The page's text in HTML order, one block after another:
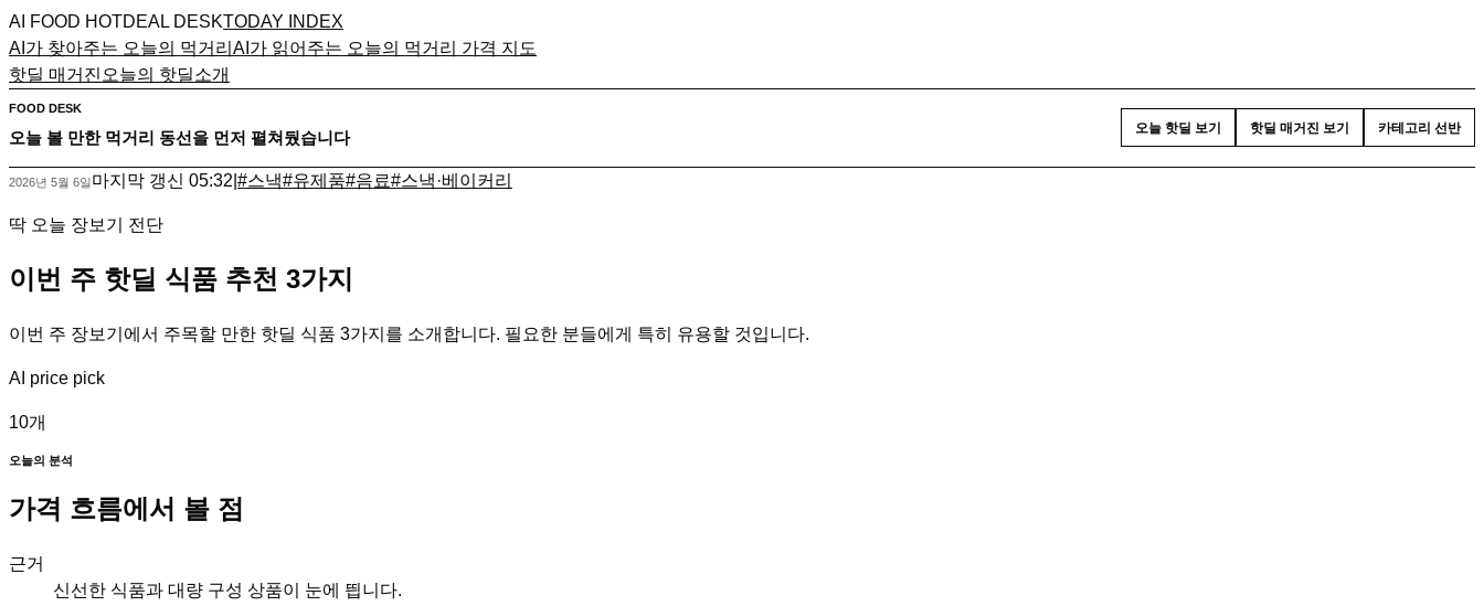
AI FOOD HOTDEAL DESKTODAY INDEX
AI가 찾아주는 오늘의 먹거리 AI가 읽어주는 오늘의 먹거리 가격 지도
핫딜 매거진 오늘의 핫딜소개
FOOD DESK
오늘 볼 만한 먹거리 동선을 먼저 펼쳐뒀습니다
오늘 핫딜 보기 핫딜 매거진 보기 카테고리 선반
2026년 5월 6일마지막 갱신 05:32 #스낵#유제품#음료#스낵·베이커리
딱 오늘 장보기 전단
이번 주 핫딜 식품 추천 3가지
이번 주 장보기에서 주목할 만한 핫딜 식품 3가지를 소개합니다. 필요한 분들에게 특히 유용할 것입니다.
AI price pick
10개
오늘의 분석
가격 흐름에서 볼 점
근거
신선한 식품과 대량 구성 상품이 눈에 띕니다.